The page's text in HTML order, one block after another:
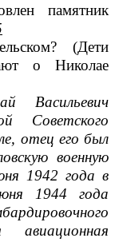
памятник
(Дети
о Николае
Васильевич
Советского
отец его был
военную
1942 года в
1944 года